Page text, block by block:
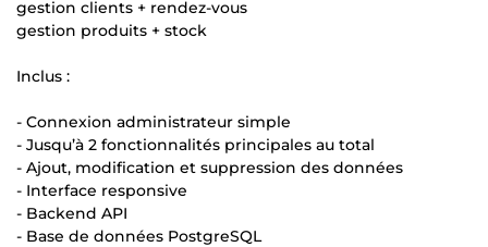
gestion clients + rendez-vous
gestion produits + stock
Inclus :
- Connexion administrateur simple
- Jusqu’à 2 fonctionnalités principales au total
- Ajout, modification et suppression des données
- Interface responsive
- Backend API
- Base de données PostgreSQL